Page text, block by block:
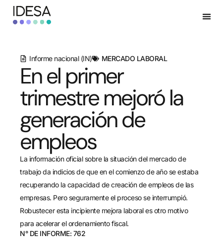
Informe nacional (IN) MERCADO LABORAL
En el primer
trimestre mejoró la
generación de
empleos
La información oficial sobre la situación del mercado de
trabajo da indicios de que en el comienzo de año se estaba
recuperando la capacidad de creación de empleos de las
empresas. Pero seguramente el proceso se interrumpió.
Robustecer esta incipiente mejora laboral es otro motivo
para acelerar el ordenamiento fiscal.
N° DE INFORME: 762